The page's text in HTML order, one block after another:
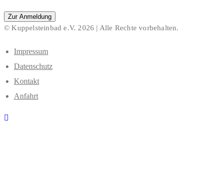
Zur Anmeldung
© Kuppelsteinbad e.V. 2026 | Alle Rechte vorbehalten.
Impressum
Datenschutz
Kontakt
Anfahrt